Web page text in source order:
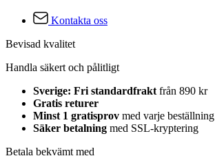
Kontakta oss
Bevisad kvalitet
Handla säkert och pålitligt
Sverige: Fri standardfrakt från 890 kr
Gratis returer
Minst 1 gratisprov med varje beställning
Säker betalning med SSL-kryptering
Betala bekvämt med